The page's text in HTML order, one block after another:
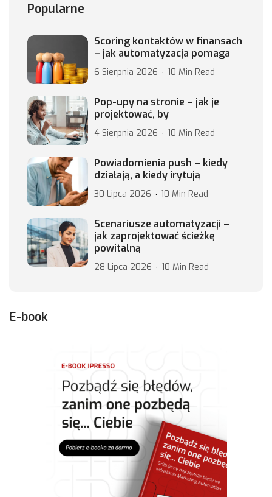
Popularne
Scoring kontaktów w finansach
– jak automatyzacja pomaga
6 Sierpnia 2026 10 Min Read
Pop-upy na stronie – jak je
projektować, by
4 Sierpnia 2026 10 Min Read
Powiadomienia push – kiedy
działają, a kiedy irytują
30 Lipca 2026 10 Min Read
Scenariusze automatyzacji –
jak zaprojektować ścieżkę
powitalną
28 Lipca 2026 10 Min Read
E-book